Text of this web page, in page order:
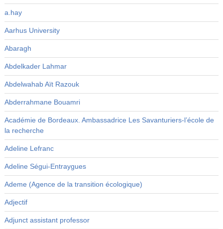
a.hay
Aarhus University
Abaragh
Abdelkader Lahmar
Abdelwahab Aït Razouk
Abderrahmane Bouamri
Académie de Bordeaux. Ambassadrice Les Savanturiers-l’école de
la recherche
Adeline Lefranc
Adeline Ségui-Entraygues
Ademe (Agence de la transition écologique)
Adjectif
Adjunct assistant professor